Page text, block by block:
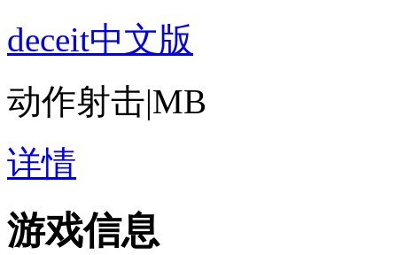
deceit中文版
动作射击|MB
详情
游戏信息